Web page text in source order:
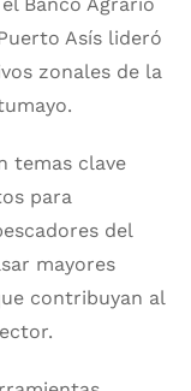
Asís lideró
zonales de la
temas clave
para
del
mayores
contribuyan al